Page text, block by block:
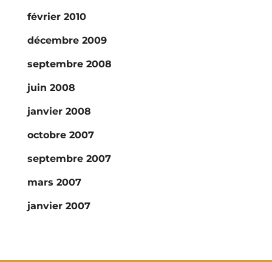
février 2010
décembre 2009
septembre 2008
juin 2008
janvier 2008
octobre 2007
septembre 2007
mars 2007
janvier 2007